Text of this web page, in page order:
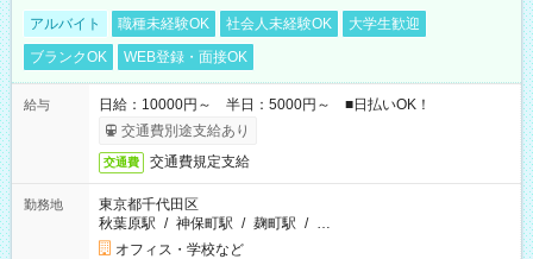
アルバイト 職種未経験OK 社会人未経験OK
大学生歓迎
ブランクOK
WEB登録・面接OK
給与
日給：10000円～ 半日：5000円～ ■日払いOK！
交通費別途支給あり
交通費 交通費規定支給
勤務地
東京都千代田区
秋葉原駅 / 神保町駅 / 麹町駅 / …
オフィス・学校など